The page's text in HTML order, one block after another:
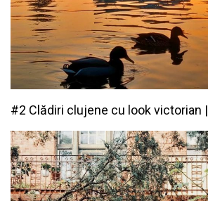
#2 Clădiri clujene cu look victorian |